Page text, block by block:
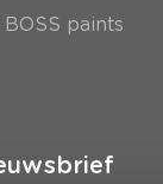
paints